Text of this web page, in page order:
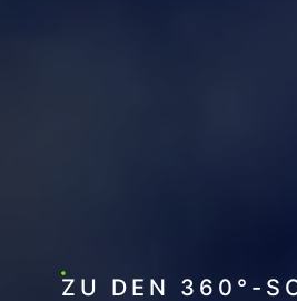
ZU DEN 360°-